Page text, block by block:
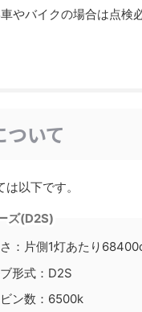
やバイクの場合は点検
ついて
以下です。
ズ(D2S)
：片側1灯あたり
形式：D2S
ン数：6500k